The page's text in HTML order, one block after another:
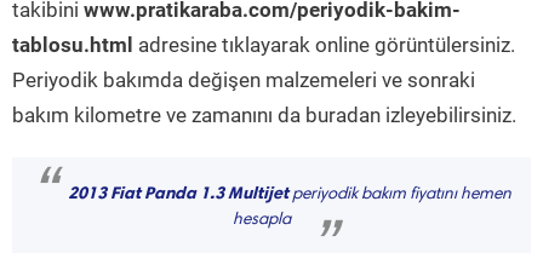
takibini www.pratikaraba.com/periyodik-bakim-
tablosu.html adresine tıklayarak online görüntülersiniz.
Periyodik bakımda değişen malzemeleri ve sonraki
bakım kilometre ve zamanını da buradan izleyebilirsiniz.
“ 2013 Fiat Panda 1.3 Multijetperiyodik bakım fiyatını hemen
hesapla